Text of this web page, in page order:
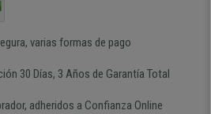
varias formas de pago
30 Días, 3 Años de Garantía Total
adheridos a Confianza Online